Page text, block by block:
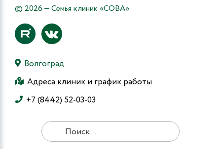
© 2026 — Семья клиник «СОВА»
Волгоград
Адреса клиник и график работы
+7 (8442) 52-03-03